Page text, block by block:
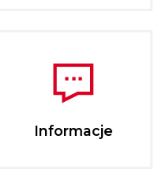
Informacje